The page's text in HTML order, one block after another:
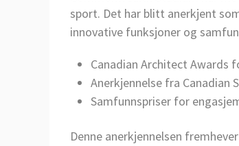
sport. Det har blitt anerkjent
innovative funksjoner og
Canadian Architect Awards
Anerkjennelse fra Canadian
Samfunnspriser for
Denne anerkjennelsen